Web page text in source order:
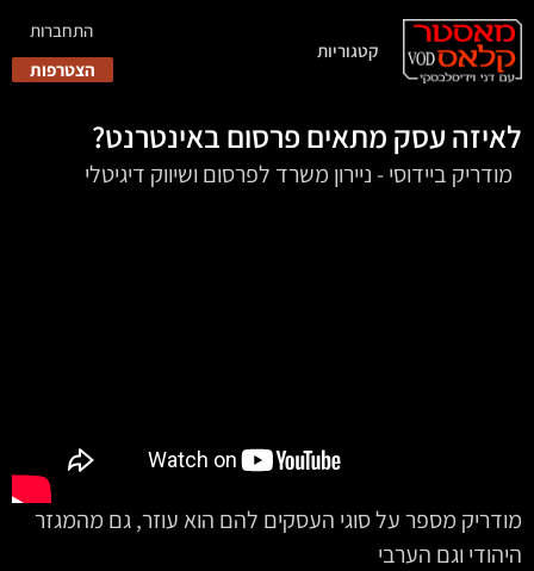
קטגוריות
התחברות
הצטרפות
לאיזה עסק מתאים פרסום באינטרנט?
‏‏ ‏‏ מודריק ביידוסי - ניירון משרד לפרסום ושיווק דיגיטלי
מודריק מספר על סוגי העסקים להם הוא עוזר, גם מהמגזר
היהודי וגם הערבי